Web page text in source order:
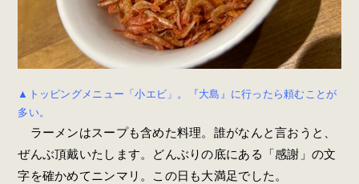
▲トッピングメニュー「小エビ」。『大島』に行ったら頼むことが
多い。
ラーメンはスープも含めた料理。誰がなんと言おうと、
ぜんぶ頂戴いたします。どんぶりの底にある「感謝」の文
字を確かめてニンマリ。この日も大満足でした。